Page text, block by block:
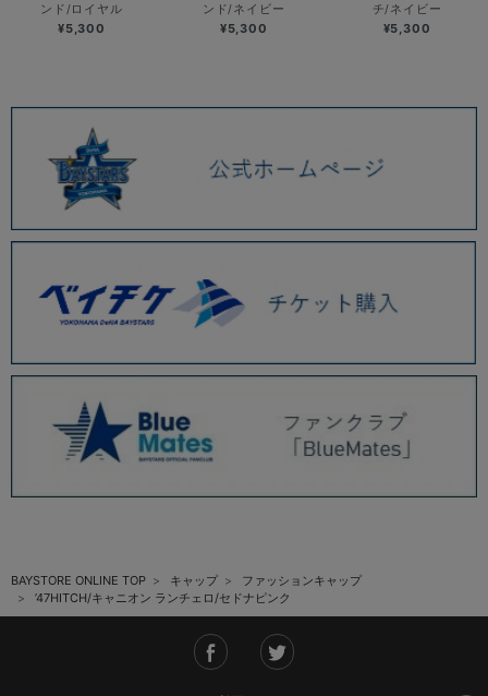
ンド/ロイヤル
¥5,300
ンド/ネイビー
¥5,300
チ/ネイビー
¥5,300
BAYSTORE ONLINE TOP キャップ
ファッションキャップ
’47HITCH/キャニオン ランチェロ/セドナピンク